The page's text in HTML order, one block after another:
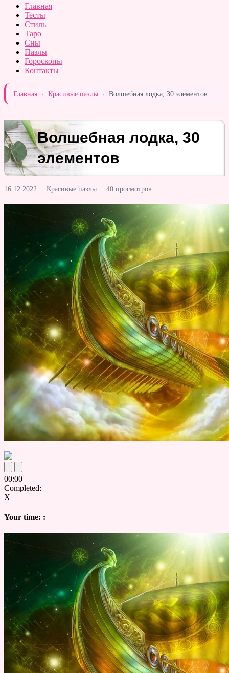
Главная
Тесты
Стиль
Таро
Сны
Пазлы
Гороскопы
Контакты
Главная › Красивые пазлы › Волшебная лодка, 30 элементов
Волшебная лодка, 30
элементов
16.12.2022 · Красивые пазлы · 40 просмотров
00:00
Completed:
X
Your time: :